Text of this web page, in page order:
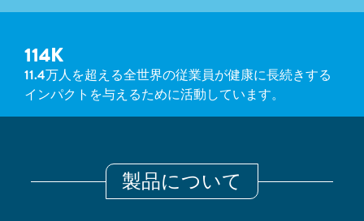
114K
11.4万人を超える全世界の従業員が健康に長続きする
インパクトを与えるために活動しています。
製品について